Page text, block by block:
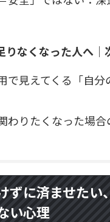
りなくなった人へ｜
で見えてくる「自分
わりたくなった場合
ずに済ませたい
い心理